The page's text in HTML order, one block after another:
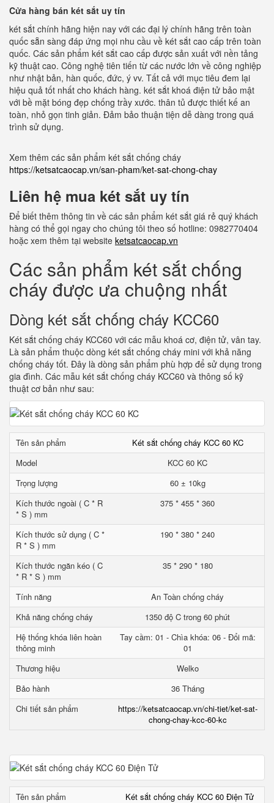
Cửa hàng bán két sắt uy tín
két sắt chính hãng hiện nay với các đại lý chính hãng trên toàn
quốc sẵn sàng đáp ứng mọi nhu cầu về két sắt cao cấp trên toàn
quốc. Các sản phẩm két sắt cao cấp được sản xuất với nền tảng
kỹ thuật cao. Công nghệ tiên tiến từ các nước lớn về công nghiệp
như nhật bản, hàn quốc, đức, ý vv. Tất cả với mục tiêu đem lại
hiệu quả tốt nhất cho khách hàng. két sắt khoá điện tử bảo mật
với bề mặt bóng đẹp chống trầy xước. thân tủ được thiết kế an
toàn, nhỏ gọn tinh giản. Đảm bảo thuận tiện dễ dàng trong quá
trình sử dụng.
Xem thêm các sản phẩm két sắt chống cháy
https://ketsatcaocap.vn/san-pham/ket-sat-chong-chay
Liên hệ mua két sắt uy tín
Để biết thêm thông tin về các sản phẩm két sắt giá rẻ quý khách
hàng có thể gọi ngay cho chúng tôi theo số hotline: 0982770404
hoặc xem thêm tại website ketsatcaocap.vn
Các sản phẩm két sắt chống
cháy được ưa chuộng nhất
Dòng két sắt chống cháy KCC60
Két sắt chống cháy KCC60 với các mẫu khoá cơ, điện tử, vân tay.
Là sản phẩm thuộc dòng két sắt chống cháy mini với khả năng
chống cháy tốt. Đây là dòng sản phẩm phù hợp để sử dụng trong
gia đình. Các mẫu két sắt chống cháy KCC60 và thông số kỹ
thuật cơ bản như sau:
Tên sản phẩm
Két sắt chống cháy KCC 60 KC
Model
KCC 60 KC
Trọng lượng
60 ± 10kg
Kích thước ngoài ( C * R
* S ) mm
375 * 455 * 360
Kích thước sử dụng ( C *
R * S ) mm
190 * 380 * 240
Kích thước ngăn kéo ( C
* R * S ) mm
35 * 290 * 180
Tính năng
An Toàn chống cháy
Khả năng chống cháy
1350 độ C trong 60 phút
Hệ thống khóa liên hoàn
thông minh
Tay cầm: 01 - Chìa khóa: 06 - Đổi mã:
01
Thương hiệu
Welko
Bảo hành
36 Tháng
Chi tiết sản phẩm
https://ketsatcaocap.vn/chi-tiet/ket-sat-
chong-chay-kcc-60-kc
Tên sản phẩm
Két sắt chống cháy KCC 60 Điện Tử